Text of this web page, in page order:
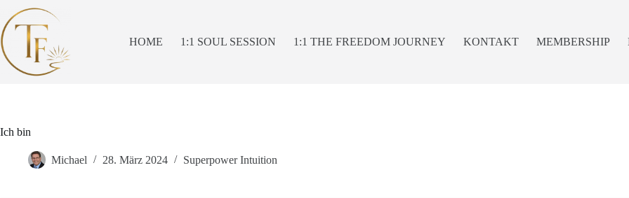
Inhalt
springen
HOME
1:1 SOUL SESSION 1:1 THE FREEDOM JOURNEY KONTAKT MEMBERSHIP
Ich bin
Michael 28. März 2024 Superpower Intuition